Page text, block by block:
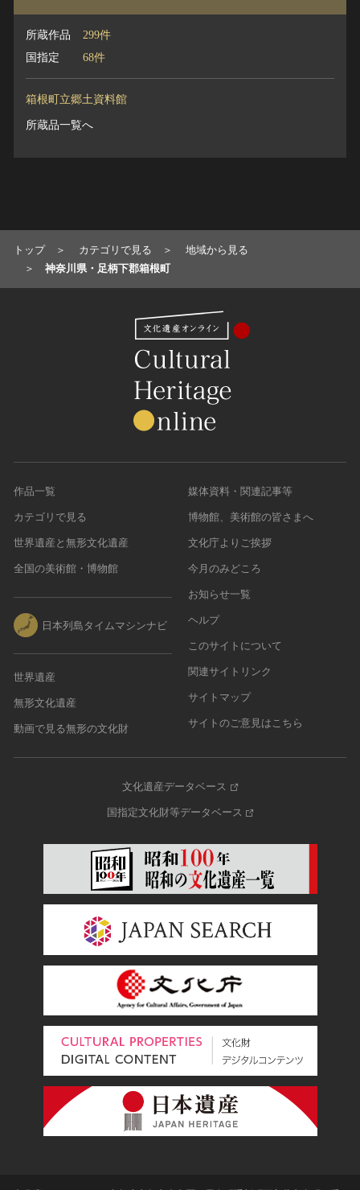
所蔵作品
299件
国指定
68件
箱根町立郷土資料館
所蔵品一覧へ
トップ カテゴリで見る
地域から見る
神奈川県・足柄下郡箱根町
作品一覧
カテゴリで見る
世界遺産と無形文化遺産
全国の美術館・博物館
日本列島タイムマシンナビ
世界遺産
無形文化遺産
動画で見る無形の文化財
媒体資料・関連記事等
博物館、美術館の皆さまへ
文化庁よりご挨拶
今月のみどころ
お知らせ一覧
ヘルプ
このサイトについて
関連サイトリンク
サイトマップ
サイトのご意見はこちら
文化遺産データベース
国指定文化財等データベース